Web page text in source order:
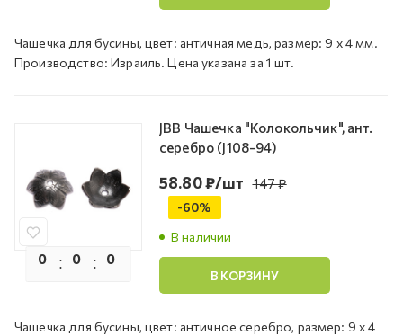
Чашечка для бусины, цвет: античная медь, размер: 9 х 4 мм.
Производство: Израиль. Цена указана за 1 шт.
0 0 0
JBB Чашечка "Колокольчик", ант.
серебро (J108-94)
В наличии
58.80₽/шт 147₽
-60%
В КОРЗИНУ
Чашечка для бусины, цвет: античное серебро, размер: 9 х 4